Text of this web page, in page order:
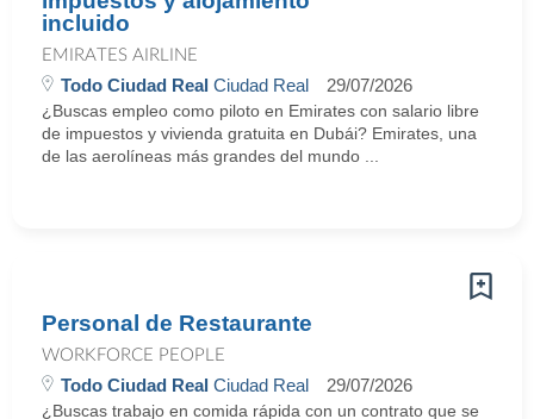
incluido
EMIRATES AIRLINE
Todo Ciudad Real Ciudad Real 29/07/2026
¿Buscas empleo como piloto en Emirates con salario libre
de impuestos y vivienda gratuita en Dubái? Emirates, una
de las aerolíneas más grandes del mundo ...
Personal de Restaurante
WORKFORCE PEOPLE
Todo Ciudad Real Ciudad Real 29/07/2026
¿Buscas trabajo en comida rápida con un contrato que se